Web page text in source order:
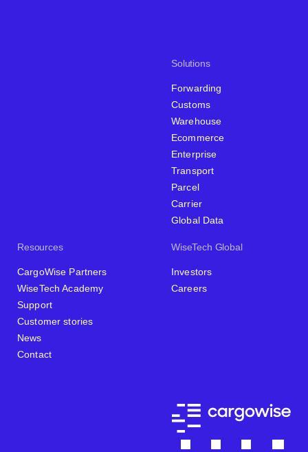
Solutions
Forwarding
Customs
Warehouse
Ecommerce
Enterprise
Transport
Parcel
Carrier
Global Data
Resources
CargoWise Partners
WiseTech Academy
Support
Customer stories
News
Contact
WiseTech Global
Investors
Careers